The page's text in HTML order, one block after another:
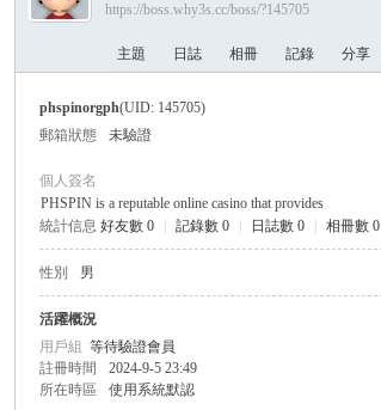
›
https://boss.why3s.cc/boss/?145705
主題 日誌 相冊 記錄 分享
phspinorgph(UID: 145705)
郵箱狀態
未驗證
個人簽名
PHSPIN is a reputable online casino that provides
統計信息 好友數 0 記錄數 0 日誌數 0 相冊數 0
性別 男
活躍概況
用戶組 等待驗證會員
註冊時間
2024-9-5 23:49
所在時區
使用系統默認